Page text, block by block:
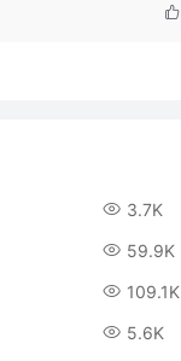
3.7K
59.9K
109.1K
5.6K